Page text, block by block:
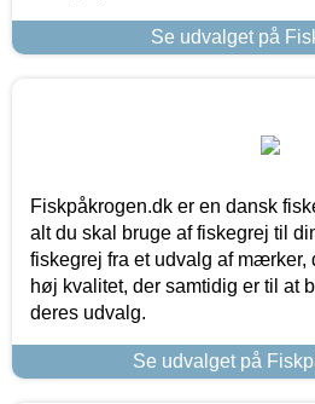
Se udvalget på
Fiskpåkrogen.dk er en dansk
alt du skal bruge af fiskegrej til
fiskegrej fra et udvalg af mærker,
høj kvalitet, der samtidig er til at
deres udvalg.
Se udvalget på